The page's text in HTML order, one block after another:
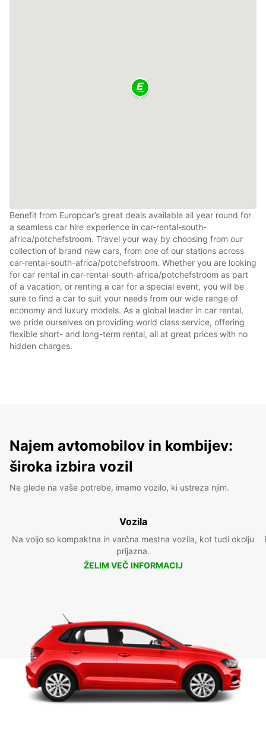
Benefit from Europcar’s great deals available all year round for
a seamless car hire experience in car-rental-south-
africa/potchefstroom. Travel your way by choosing from our
collection of brand new cars, from one of our stations across
car-rental-south-africa/potchefstroom. Whether you are looking
for car rental in car-rental-south-africa/potchefstroom as part
of a vacation, or renting a car for a special event, you will be
sure to find a car to suit your needs from our wide range of
economy and luxury models. As a global leader in car rental,
we pride ourselves on providing world class service, offering
flexible short- and long-term rental, all at great prices with no
hidden charges.
Najem avtomobilov in kombijev:
široka izbira vozil
Ne glede na vaše potrebe, imamo vozilo, ki ustreza njim.
Vozila
Na voljo so kompaktna in varčna mestna vozila, kot tudi okolju
prijazna.
ŽELIM VEČ INFORMACIJ